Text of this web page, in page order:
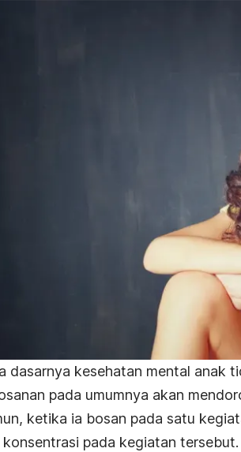
dasarnya kesehatan mental anak
pada umumnya akan
ketika ia bosan pada satu
pada kegiatan tersebut.